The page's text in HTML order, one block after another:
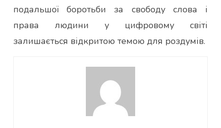
подальшої боротьби за свободу слова і
права людини у цифровому світі
залишається відкритою темою для роздумів.